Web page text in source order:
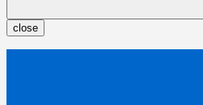
close